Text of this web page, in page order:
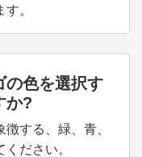
。
の色を選択す
か?
する、緑、青、
ださい。